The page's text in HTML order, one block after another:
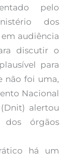
pelo
dos
audiência
discutir o
para
não foi uma,
Nacional
alertou
dos órgãos
há um